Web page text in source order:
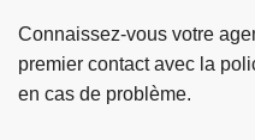
Connaissez-vous votre
premier contact avec la
en cas de problème.